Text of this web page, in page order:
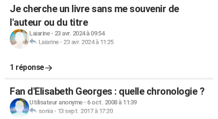
Je cherche un livre sans me souvenir de
l'auteur ou du titre
Laiarine- 23 avr. 2024 à 09:54
Laiarine- 23 avr. 2024 à 11:25
1 réponse
Fan d'Elisabeth Georges : quelle chronologie ?
Utilisateur anonyme- 6 oct. 2008 à 11:39
sonia- 13 sept. 2017 à 17:20